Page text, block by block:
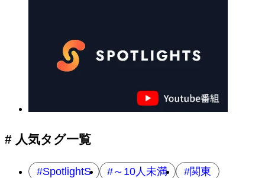
# 人気タグ一覧
SpotlightS ～10人未満
関東